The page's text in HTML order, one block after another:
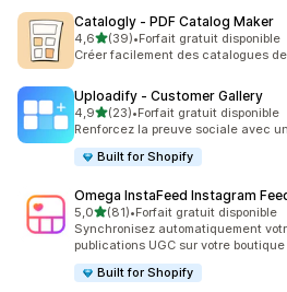
Catalogly ‑ PDF Catalog Maker
4,6étoile(s) sur 5
(39)
39 avis au total
•Forfait gratuit disponible
Créer facilement des catalogues
Uploadify ‑ Customer Gallery
4,9étoile(s) sur 5
(23)
23 avis au total
•Forfait gratuit disponible
Renforcez la preuve sociale avec
Built for Shopify
Omega InstaFeed Instagram
5,0étoile(s) sur 5
(81)
81 avis au total
•Forfait gratuit disponible
Synchronisez automatiquement
publications UGC sur votre boutique
Built for Shopify